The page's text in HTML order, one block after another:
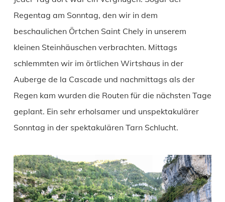
Regentag am Sonntag, den wir in dem
beschaulichen Örtchen Saint Chely in unserem
kleinen Steinhäuschen verbrachten. Mittags
schlemmten wir im örtlichen Wirtshaus in der
Auberge de la Cascade und nachmittags als der
Regen kam wurden die Routen für die nächsten Tage
geplant. Ein sehr erholsamer und unspektakulärer
Sonntag in der spektakulären Tarn Schlucht.